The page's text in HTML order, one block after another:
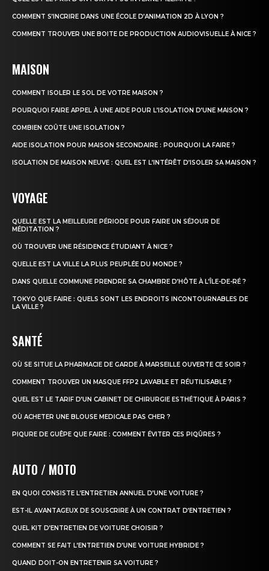
COMMENT S’INCRIRE DANS UNE ÉCOLE D’ANIMATION 2D À LYON ?
COMMENT TROUVER UNE BOITE DE PRODUCTION AUDIOVISUELLE À NICE ?
MAISON
COMMENT ISOLER LE SOL DE VOTRE MAISON ?
POURQUOI FAIRE APPEL À UNE AIDE POUR L’ISOLATION D’UNE MAISON ?
COMBIEN COÛTE UNE ISOLATION ?
AIDE ISOLATION POUR MAISON SECONDAIRE : POURQUOI LA FAIRE ?
ISOLATION DE MAISON NEUVE : QUEL EST L’INTÉRÊT D’ISOLER SA MAISON ?
VOYAGE
QUELLE EST LA MEILLEURE PÉRIODE POUR FAIRE UN SÉJOUR DE
MÉDITATION ?
OÙ TROUVER UNE RÉSIDENCE ÉTUDIANT À NICE ?
QUELLE EST LA VILLE LA PLUS PEUPLÉE DU MONDE ?
DANS QUELLE COMMUNE PRENDRE SA CHAMBRE D’HÔTE À L’ÎLE-DE-RÉ ?
TOKYO QUE FAIRE : QUELS SONT LES ENDROITS INCONTOURNABLES DE
LA VILLE ?
SANTÉ
OÙ SE SITUE LA PHARMACIE DE GARDE À MARSEILLE OUVERTE CE SOIR ?
COMMENT TROUVER UN MASQUE FFP2 LAVABLE ET RÉUTILISABLE ?
QUEL EST LE TARIF D’UN CABINET DE CHIRURGIE ESTHÉTIQUE À PARIS ?
OÙ ACHETER UNE BLOUSE MEDICALE PAS CHER ?
PIQURE DE GUÊPE QUE FAIRE : COMMENT ÉVITER CES PIQÛRES ?
AUTO / MOTO
EN QUOI CONSISTE L’ENTRETIEN ANNUEL D’UNE VOITURE ?
EST-IL AVANTAGEUX DE SOUSCRIRE À UN CONTRAT D’ENTRETIEN ?
QUEL KIT D’ENTRETIEN DE VOITURE CHOISIR ?
COMMENT SE FAIT L’ENTRETIEN D’UNE VOITURE HYBRIDE ?
QUAND DOIT-ON ENTRETENIR SA VOITURE ?